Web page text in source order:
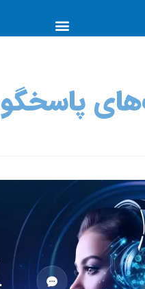
پاسخگو